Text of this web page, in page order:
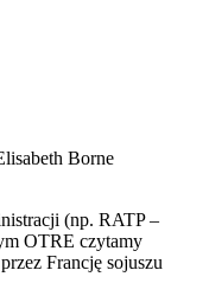
Borne
(np. RATP –
OTRE czytamy
Francję sojuszu